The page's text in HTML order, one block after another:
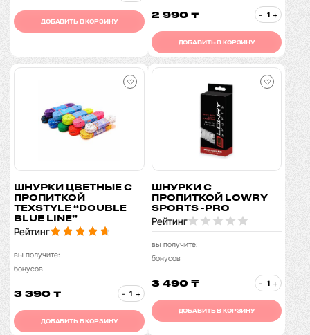
ДОБАВИТЬ В КОРЗИНУ
2 990 ₸ - +
ДОБАВИТЬ В КОРЗИНУ
ШНУРКИ ЦВЕТНЫЕ С
ПРОПИТКОЙ
TEXSTYLE “DOUBLE
BLUE LINE”
Рейтинг
вы получите:
бонусов
3 390 ₸ - +
ДОБАВИТЬ В КОРЗИНУ
ШНУРКИ С
ПРОПИТКОЙ LOWRY
SPORTS -PRO
Рейтинг
вы получите:
бонусов
3 490 ₸ - +
ДОБАВИТЬ В КОРЗИНУ